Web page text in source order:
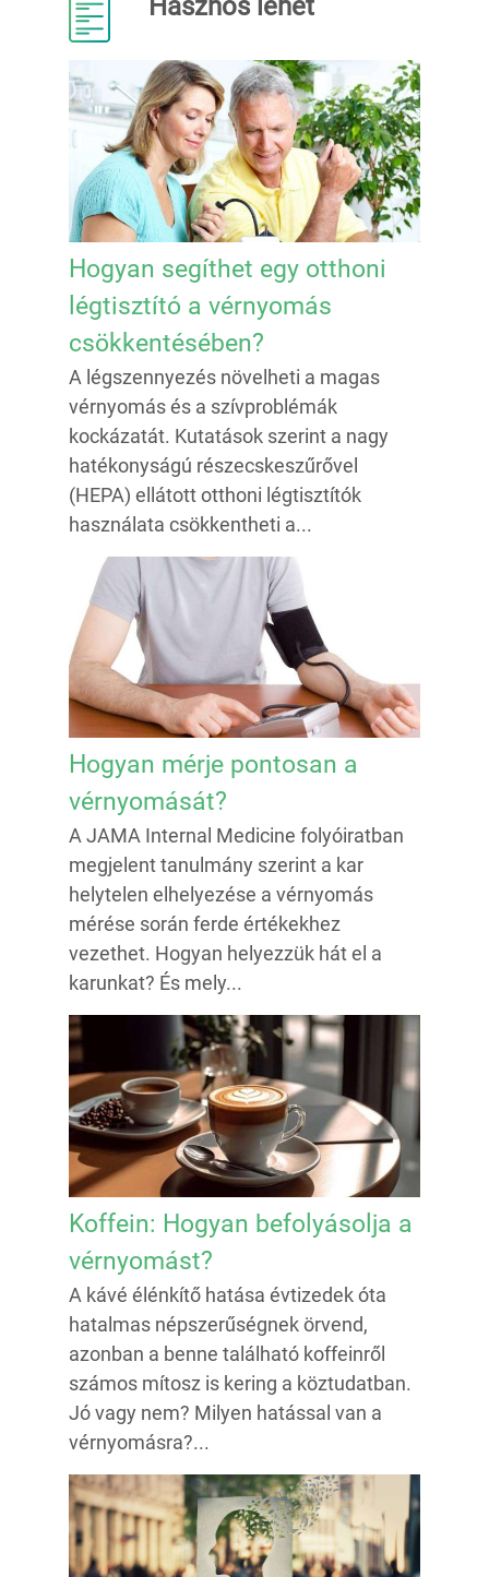
Hasznos lehet
Hogyan segíthet egy otthoni
légtisztító a vérnyomás
csökkentésében?
A légszennyezés növelheti a magas
vérnyomás és a szívproblémák
kockázatát. Kutatások szerint a nagy
hatékonyságú részecskeszűrővel
(HEPA) ellátott otthoni légtisztítók
használata csökkentheti a...
Hogyan mérje pontosan a
vérnyomását?
A JAMA Internal Medicine folyóiratban
megjelent tanulmány szerint a kar
helytelen elhelyezése a vérnyomás
mérése során ferde értékekhez
vezethet. Hogyan helyezzük hát el a
karunkat? És mely...
Koffein: Hogyan befolyásolja a
vérnyomást?
A kávé élénkítő hatása évtizedek óta
hatalmas népszerűségnek örvend,
azonban a benne található koffeinről
számos mítosz is kering a köztudatban.
Jó vagy nem? Milyen hatással van a
vérnyomásra?...